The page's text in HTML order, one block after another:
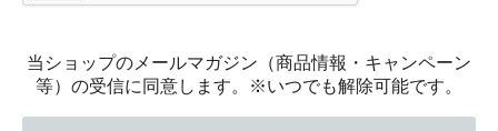
当ショップのメールマガジン（商品情報・キャンペーン
等）の受信に同意します。※いつでも解除可能です。